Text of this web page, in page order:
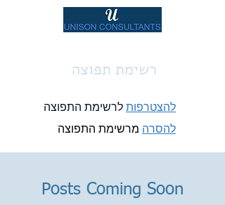
רשימת תפוצה
להצטרפות לרשימת התפוצה
להסרה מרשימת התפוצה
Posts Coming Soon